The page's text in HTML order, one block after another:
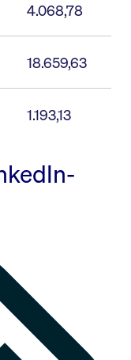
4.068,78
18.659,63
1.193,13